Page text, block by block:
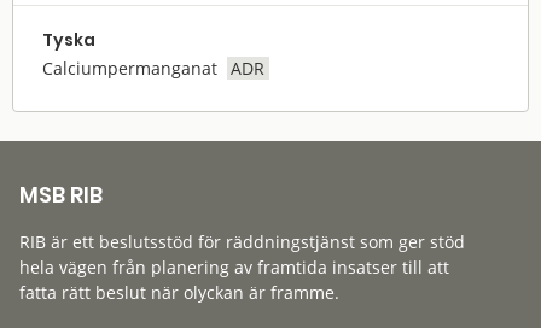
Tyska
Calciumpermanganat ADR
MSB RIB
RIB är ett beslutsstöd för räddningstjänst som ger stöd
hela vägen från planering av framtida insatser till att
fatta rätt beslut när olyckan är framme.